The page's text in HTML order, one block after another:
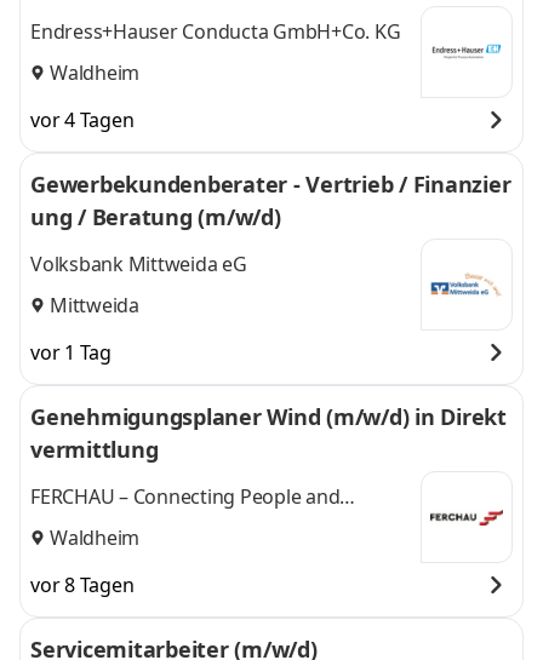
Endress+Hauser Conducta GmbH+Co. KG
Waldheim
vor 4 Tagen
Gewerbekundenberater - Vertrieb / Finanzier
ung / Beratung (m/w/d)
Volksbank Mittweida eG
Mittweida
vor 1 Tag
Genehmigungsplaner Wind (m/w/d) in Direkt
vermittlung
FERCHAU – Connecting People and
Technologies
Waldheim
vor 8 Tagen
Servicemitarbeiter (m/w/d)